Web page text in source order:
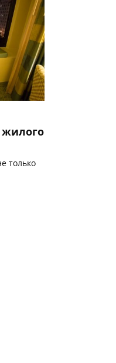
жилого
только